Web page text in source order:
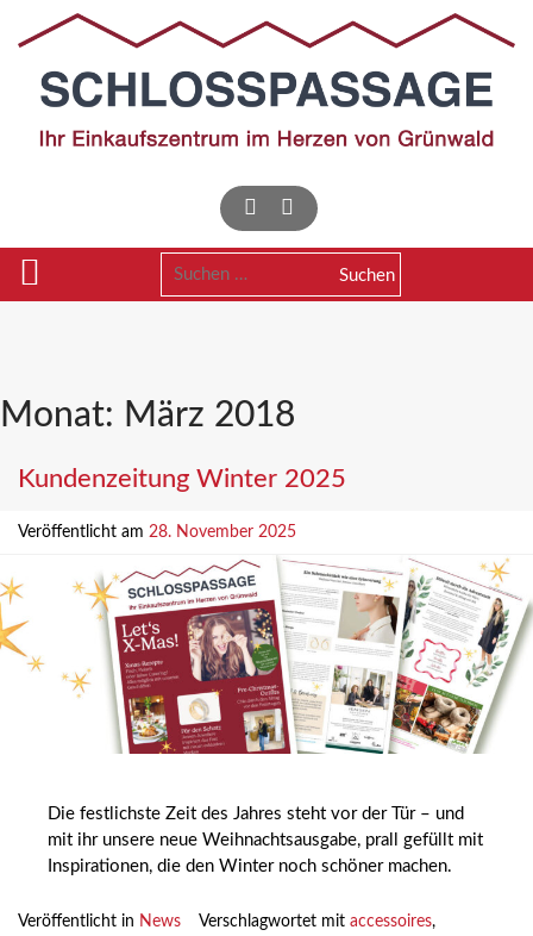
Suchen
Monat: März 2018
Kundenzeitung Winter 2025
Veröffentlicht am 28. November 2025
Die festlichste Zeit des Jahres steht vor der Tür – und
mit ihr unsere neue Weihnachtsausgabe, prall gefüllt mit
Inspirationen, die den Winter noch schöner machen.
Veröffentlicht in News Verschlagwortet mit accessoires,